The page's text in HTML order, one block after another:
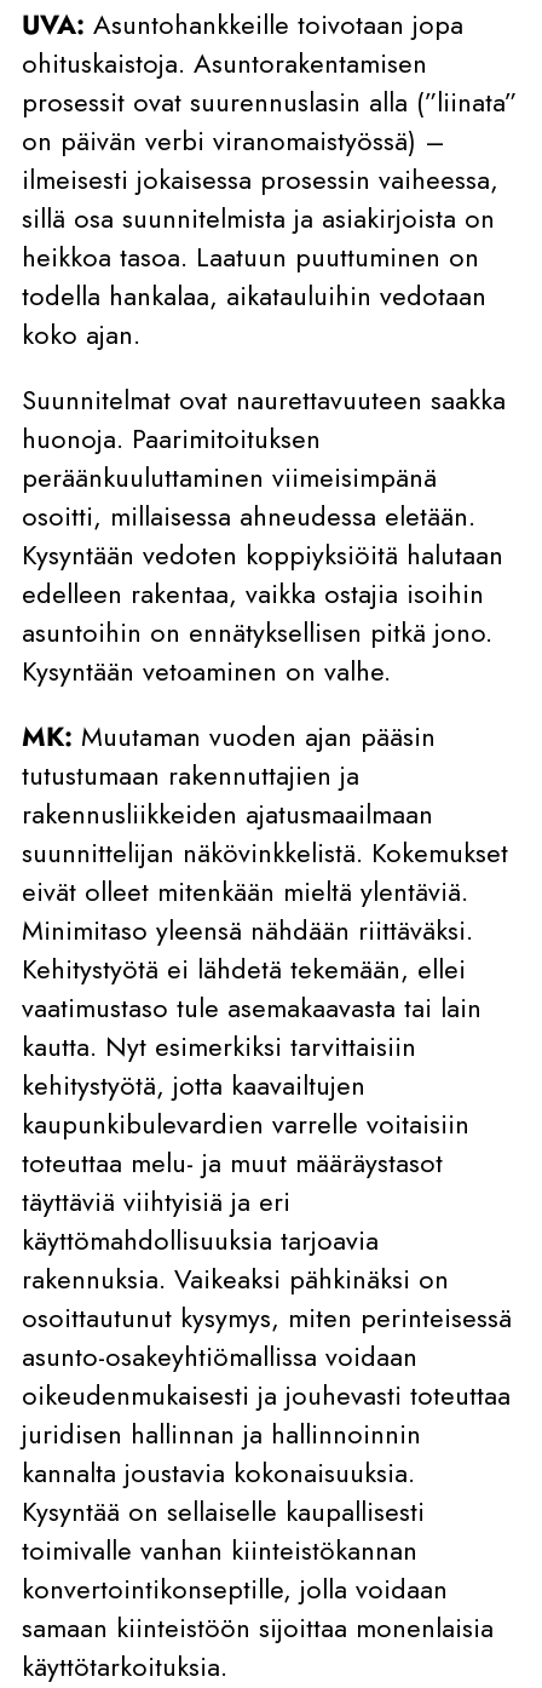
UVA: Asuntohankkeille toivotaan jopa
ohituskaistoja. Asuntorakentamisen
prosessit ovat suurennuslasin alla (”liinata”
on päivän verbi viranomaistyössä) –
ilmeisesti jokaisessa prosessin vaiheessa,
sillä osa suunnitelmista ja asiakirjoista on
heikkoa tasoa. Laatuun puuttuminen on
todella hankalaa, aikatauluihin vedotaan
koko ajan.
Suunnitelmat ovat naurettavuuteen saakka
huonoja. Paarimitoituksen
peräänkuuluttaminen viimeisimpänä
osoitti, millaisessa ahneudessa eletään.
Kysyntään vedoten koppiyksiöitä halutaan
edelleen rakentaa, vaikka ostajia isoihin
asuntoihin on ennätyksellisen pitkä jono.
Kysyntään vetoaminen on valhe.
MK: Muutaman vuoden ajan pääsin
tutustumaan rakennuttajien ja
rakennusliikkeiden ajatusmaailmaan
suunnittelijan näkövinkkelistä. Kokemukset
eivät olleet mitenkään mieltä ylentäviä.
Minimitaso yleensä nähdään riittäväksi.
Kehitystyötä ei lähdetä tekemään, ellei
vaatimustaso tule asemakaavasta tai lain
kautta. Nyt esimerkiksi tarvittaisiin
kehitystyötä, jotta kaavailtujen
kaupunkibulevardien varrelle voitaisiin
toteuttaa melu- ja muut määräystasot
täyttäviä viihtyisiä ja eri
käyttömahdollisuuksia tarjoavia
rakennuksia. Vaikeaksi pähkinäksi on
osoittautunut kysymys, miten perinteisessä
asunto-osakeyhtiömallissa voidaan
oikeudenmukaisesti ja jouhevasti toteuttaa
juridisen hallinnan ja hallinnoinnin
kannalta joustavia kokonaisuuksia.
Kysyntää on sellaiselle kaupallisesti
toimivalle vanhan kiinteistökannan
konvertointikonseptille, jolla voidaan
samaan kiinteistöön sijoittaa monenlaisia
käyttötarkoituksia.